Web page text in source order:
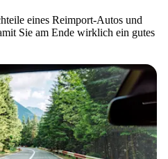
eines Reimport-Autos und
Sie am Ende wirklich ein gutes